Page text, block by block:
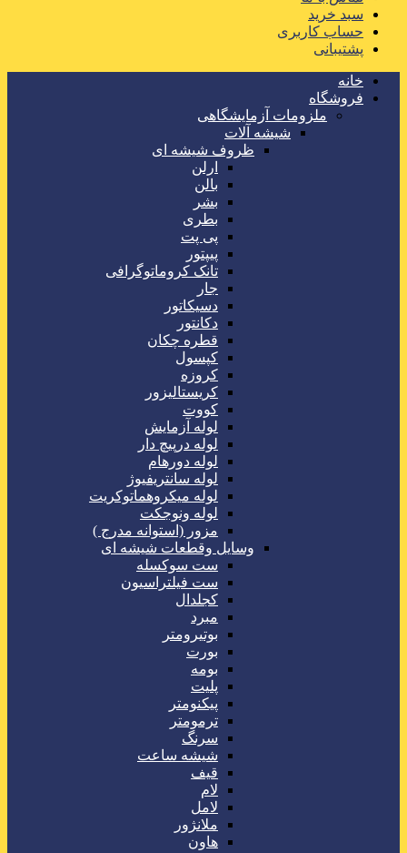
سبد خرید
حساب کاربری
پشتیبانی
خانه
فروشگاه
ملزومات آزمایشگاهی
شیشه آلات
ظروف شیشه ای
ارلن
بالن
بشر
بطری
پی پت
پیپتور
تانک کروماتوگرافی
جار
دسیکاتور
دکانتور
قطره چکان
کپسول
کروزه
کریستالیزور
کووت
لوله آزمایش
لوله درپیچ دار
لوله دورهام
لوله سانتریفیوژ
لوله میکروهماتوکریت
لوله ونوجکت
مزور (استوانه مدرج )
وسایل وقطعات شیشه ای
ست سوکسله
ست فیلتراسیون
کجلدال
مبرد
بوتیرومتر
بورت
بومه
پلیت
پیکنومتر
ترمومتر
سرنگ
شیشه ساعت
قیف
لام
لامل
ملانژور
هاون